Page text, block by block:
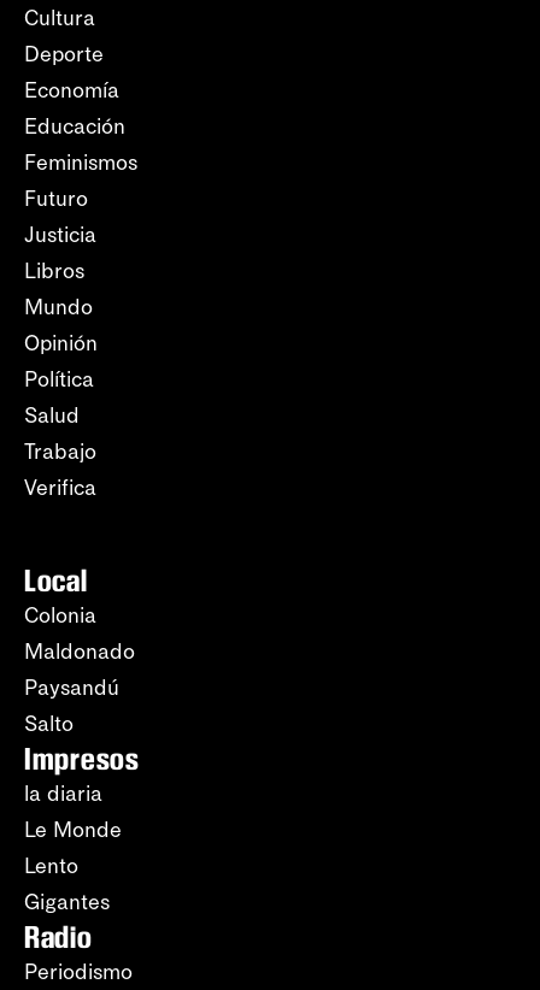
Cultura
Deporte
Economía
Educación
Feminismos
Futuro
Justicia
Libros
Mundo
Opinión
Política
Salud
Trabajo
Verifica
Local
Colonia
Maldonado
Paysandú
Salto
Impresos
la diaria
Le Monde
Lento
Gigantes
Radio
Periodismo